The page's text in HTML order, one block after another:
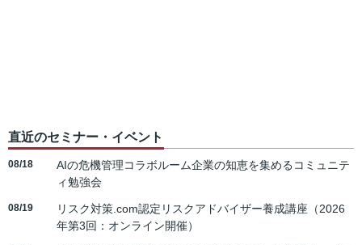
直近のセミナー・イベント
08/18
AIの危機管理コラボルーム企業の知恵を集めるコミュニテ
ィ勉強会
08/19
リスク対策.com認定リスクアドバイザー養成講座（2026
年第3回：オンライン開催）